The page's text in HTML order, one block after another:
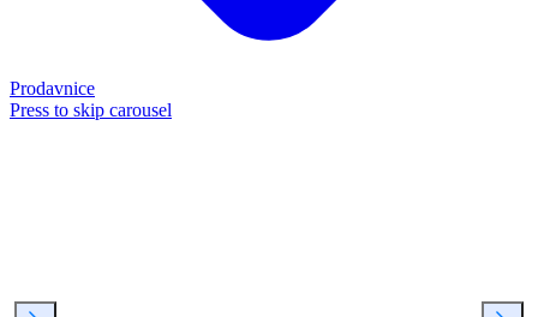
Prodavnice
Press to skip carousel